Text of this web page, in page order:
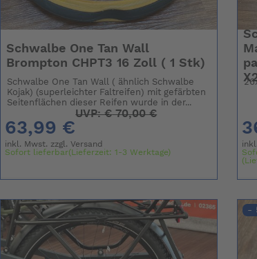
Schwalbe One Tan Wall
Brompton CHPT3 16 Zoll ( 1 Stk)
Schwalbe One Tan Wall ( ähnlich Schwalbe
Kojak) (superleichter Faltreifen) mit gefärbten
Seitenflächen dieser Reifen wurde in der...
63,99 €
UVP:€70,00 €
inkl. Mwst. zzgl.Versand
Sofort lieferbar(Lieferzeit: 1-3 Werktage)
-